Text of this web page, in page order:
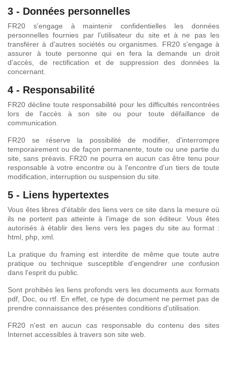
3 - Données personnelles
FR20 s'engage à maintenir confidentielles les données
personnelles fournies par l'utilisateur du site et à ne pas les
transférer à d'autres sociétés ou organismes. FR20 s'engage à
assurer à toute personne qui en fera la demande un droit
d'accès, de rectification et de suppression des données la
concernant.
4 - Responsabilité
FR20 décline toute responsabilité pour les difficultés rencontrées
lors de l'accès à son site ou pour toute défaillance de
communication.
FR20 se réserve la possibilité de modifier, d'interrompre
temporairement ou de façon permanente, toute ou une partie du
site, sans préavis. FR20 ne pourra en aucun cas être tenu pour
responsable à votre encontre ou à l'encontre d'un tiers de toute
modification, interruption ou suspension du site.
5 - Liens hypertextes
Vous êtes libres d'établir des liens vers ce site dans la mesure où
ils ne portent pas atteinte à l'image de son éditeur. Vous êtes
autorisés à établir des liens vers les pages du site au format :
html, php, xml.
La pratique du framing est interdite de même que toute autre
pratique ou technique susceptible d'engendrer une confusion
dans l'esprit du public.
Sont prohibés les liens profonds vers les documents aux formats
pdf, Doc, ou rtf. En effet, ce type de document ne permet pas de
prendre connaissance des présentes conditions d'utilisation.
FR20 n'est en aucun cas responsable du contenu des sites
Internet accessibles à travers son site web.